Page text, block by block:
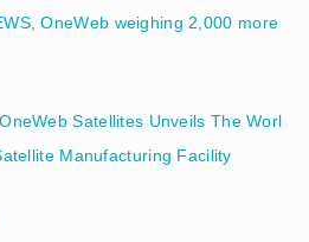
OneWeb weighing 2,000 more
Satellites Unveils The Worl
Manufacturing Facility